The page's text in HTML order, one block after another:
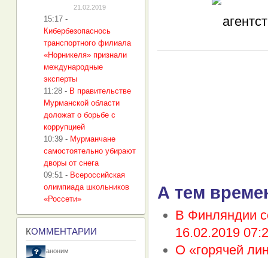
А тем
В Финляндии
16.02.2019
О «горячей
21.02.2019
15:17 -
Кибербезопаснось
транспортного филиала
«Норникеля» признали
международные
эксперты
11:28 - В правительстве
Мурманской области
доложат о борьбе с
коррупцией
10:39 - Мурманчане
самостоятельно убирают
дворы от снега
09:51 - Всероссийская
олимпиада школьников
«Россети»
КОММЕНТАРИИ
аноним